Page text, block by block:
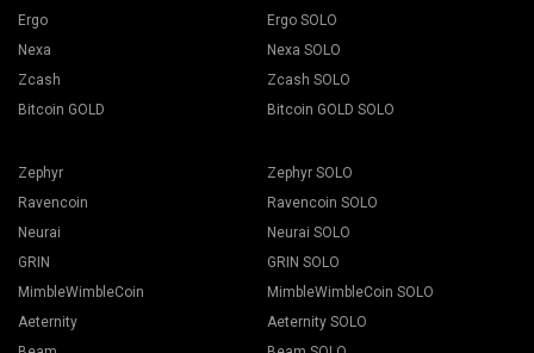
Ergo
Nexa
Zcash
Bitcoin GOLD
Ergo SOLO
Nexa SOLO
Zcash SOLO
Bitcoin GOLD SOLO
Zephyr
Ravencoin
Neurai
GRIN
MimbleWimbleCoin
Aeternity
Zephyr SOLO
Ravencoin SOLO
Neurai SOLO
GRIN SOLO
MimbleWimbleCoin SOLO
Aeternity SOLO